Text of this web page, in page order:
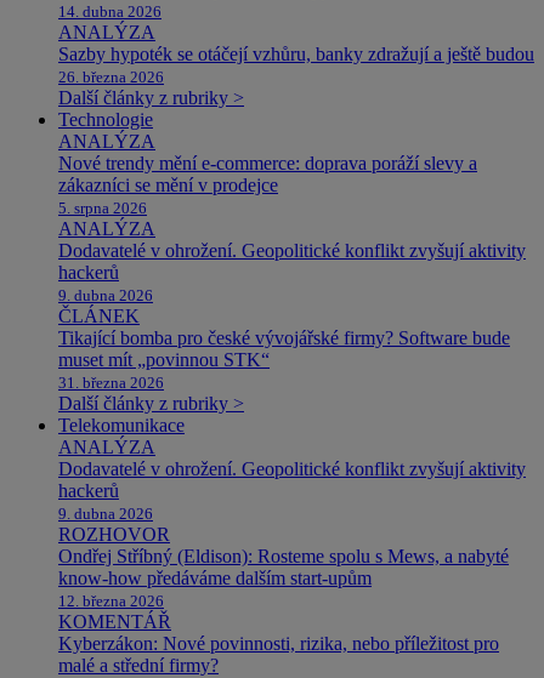
14. dubna 2026
ANALÝZA
Sazby hypoték se otáčejí vzhůru, banky zdražují a ještě budou
26. března 2026
Další články z rubriky >
Technologie
ANALÝZA
Nové trendy mění e-commerce: doprava poráží slevy a
zákazníci se mění v prodejce
5. srpna 2026
ANALÝZA
Dodavatelé v ohrožení. Geopolitické konflikt zvyšují aktivity
hackerů
9. dubna 2026
ČLÁNEK
Tikající bomba pro české vývojářské firmy? Software bude
muset mít „povinnou STK“
31. března 2026
Další články z rubriky >
Telekomunikace
ANALÝZA
Dodavatelé v ohrožení. Geopolitické konflikt zvyšují aktivity
hackerů
9. dubna 2026
ROZHOVOR
Ondřej Stříbný (Eldison): Rosteme spolu s Mews, a nabyté
know-how předáváme dalším start-upům
12. března 2026
KOMENTÁŘ
Kyberzákon: Nové povinnosti, rizika, nebo příležitost pro
malé a střední firmy?